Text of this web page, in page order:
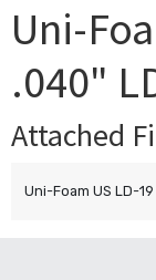
Uni-
.040"
Attached
Uni-Foam US LD-